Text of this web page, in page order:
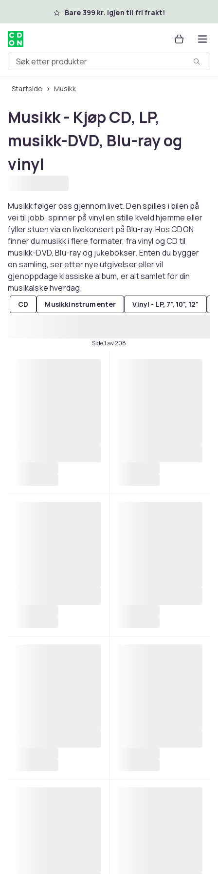
Hopp til hovedinnholdBare 399 kr. igjen til fri frakt!
Søk etter produkter
Startside Musikk
Musikk - Kjøp CD, LP,
musikk-DVD, Blu-ray og
vinyl
Musikk følger oss gjennom livet. Den spilles i bilen på
vei til jobb, spinner på vinyl en stille kveld hjemme eller
fyller stuen via en livekonsert på Blu-ray. Hos CDON
finner du musikk i flere formater, fra vinyl og CD til
musikk-DVD, Blu-ray og jukebokser. Enten du bygger
en samling, ser etter nye utgivelser eller vil
gjenoppdage klassiske album, er alt samlet for din
musikalske hverdag.
CD Musikkinstrumenter Vinyl - LP, 7", 10", 12"
Side 1 av 208